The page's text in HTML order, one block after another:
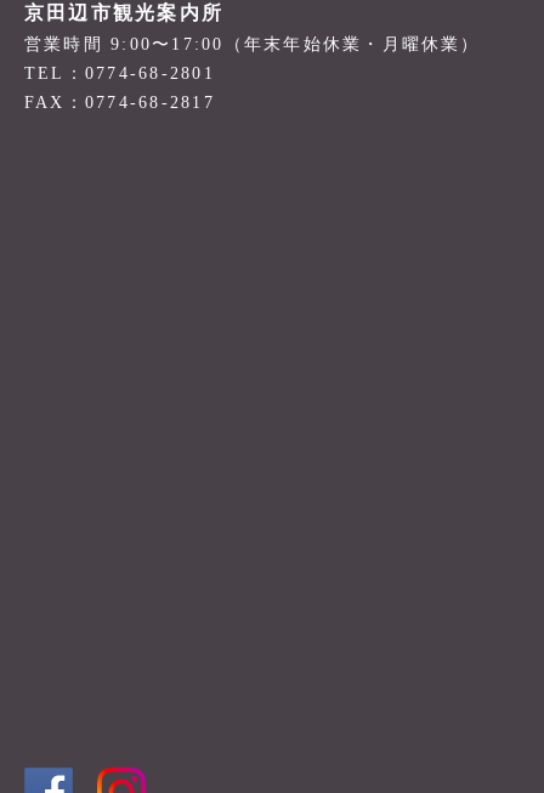
京田辺市観光案内所
営業時間 9:00〜17:00（年末年始休業・月曜休業）
TEL：0774-68-2801
FAX：0774-68-2817